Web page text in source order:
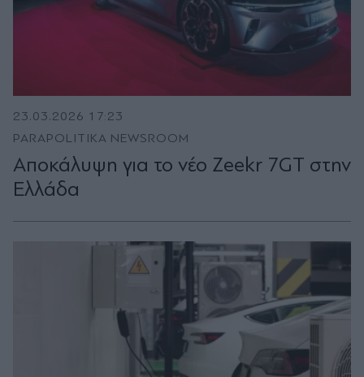
23.03.2026 17:23
PARAPOLITIKA NEWSROOM
Αποκάλυψη για το νέο Zeekr 7GT στην
Ελλάδα